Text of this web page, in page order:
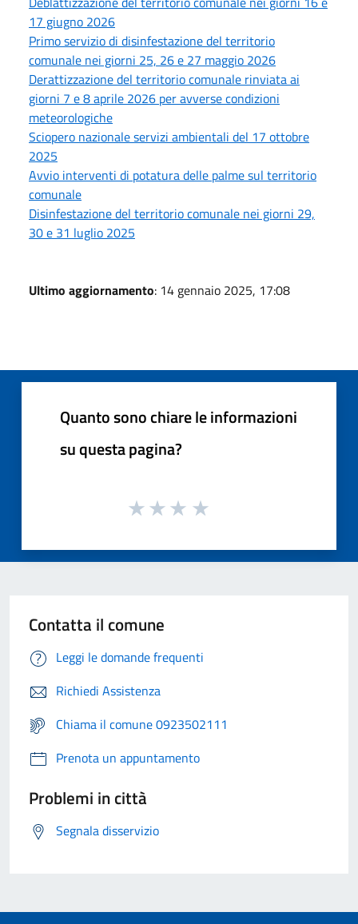
17 giugno 2026
Primo servizio di disinfestazione del territorio
comunale nei giorni 25, 26 e 27 maggio 2026
Derattizzazione del territorio comunale rinviata ai
giorni 7 e 8 aprile 2026 per avverse condizioni
meteorologiche
Sciopero nazionale servizi ambientali del 17 ottobre
2025
Avvio interventi di potatura delle palme sul territorio
comunale
Disinfestazione del territorio comunale nei giorni 29,
30 e 31 luglio 2025
Ultimo aggiornamento: 14 gennaio 2025, 17:08
Quanto sono chiare le informazioni
su questa pagina?
Contatta il comune
Leggi le domande frequenti
Richiedi Assistenza
Chiama il comune 0923502111
Prenota un appuntamento
Problemi in città
Segnala disservizio